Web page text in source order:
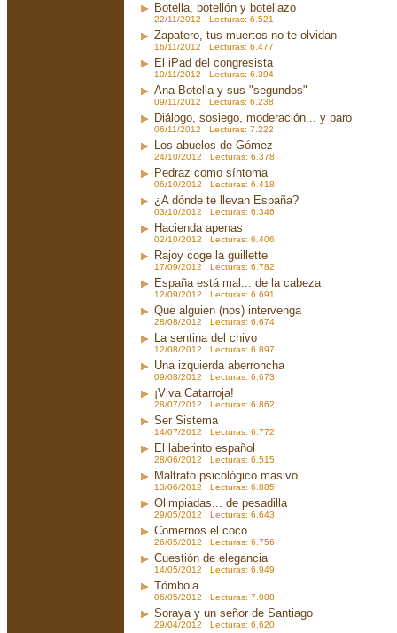
Botella, botellón y botellazo
22/11/2012 Lecturas: 6.521
Zapatero, tus muertos no te olvidan
16/11/2012 Lecturas: 6.477
El iPad del congresista
10/11/2012 Lecturas: 6.394
Ana Botella y sus "segundos"
09/11/2012 Lecturas: 6.238
Diálogo, sosiego, moderación... y paro
06/11/2012 Lecturas: 7.222
Los abuelos de Gómez
24/10/2012 Lecturas: 6.378
Pedraz como síntoma
06/10/2012 Lecturas: 6.418
¿A dónde te llevan España?
03/10/2012 Lecturas: 6.346
Hacienda apenas
02/10/2012 Lecturas: 6.406
Rajoy coge la guillette
17/09/2012 Lecturas: 6.782
España está mal... de la cabeza
12/09/2012 Lecturas: 6.691
Que alguien (nos) intervenga
28/08/2012 Lecturas: 6.674
La sentina del chivo
12/08/2012 Lecturas: 6.897
Una izquierda aberroncha
09/08/2012 Lecturas: 6.673
¡Viva Catarroja!
28/07/2012 Lecturas: 6.862
Ser Sistema
14/07/2012 Lecturas: 6.772
El laberinto español
28/06/2012 Lecturas: 6.515
Maltrato psicológico masivo
13/06/2012 Lecturas: 6.885
Olimpiadas... de pesadilla
29/05/2012 Lecturas: 6.643
Comernos el coco
26/05/2012 Lecturas: 6.756
Cuestión de elegancia
14/05/2012 Lecturas: 6.949
Tómbola
06/05/2012 Lecturas: 7.008
Soraya y un señor de Santiago
29/04/2012 Lecturas: 6.620